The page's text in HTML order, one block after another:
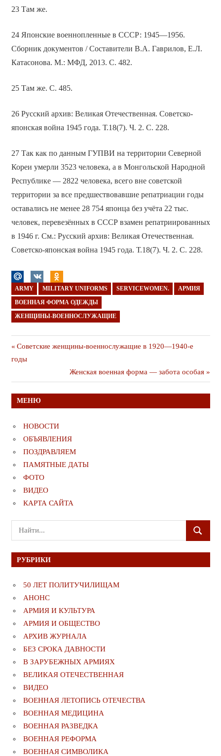
23 Там же.
24 Японские военнопленные в СССР: 1945—1956.
Сборник документов / Составители В.А. Гаврилов, Е.Л.
Катасонова. М.: МФД, 2013. С. 482.
25 Там же. С. 485.
26 Русский архив: Великая Отечественная. Советско-
японская война 1945 года. Т.18(7). Ч. 2. С. 228.
27 Так как по данным ГУПВИ на территории Северной
Кореи умерли 3523 человека, а в Монгольской Народной
Республике — 2822 человека, всего вне советской
территории за все предшествовавшие репатриации годы
оставались не менее 28 754 японца без учёта 22 тыс.
человек, перевезённых в СССР взамен репатриированных
в 1946 г. См.: Русский архив: Великая Отечественная.
Советско-японская война 1945 года. Т.18(7). Ч. 2. С. 228.
ARMY MILITARY UNIFORMS SERVICEWOMEN. АРМИЯ
ВОЕННАЯ ФОРМА ОДЕЖДЫ
ЖЕНЩИНЫ-ВОЕННОСЛУЖАЩИЕ
Навигация
по
записям
Предыдущая
публикация
Советские женщины-военнослужащие в 1920—1940-е
годы
Следующая
публикация
Женская военная форма — забота особая
МЕНЮ
НОВОСТИ
ОБЪЯВЛЕНИЯ
ПОЗДРАВЛЯЕМ
ПАМЯТНЫЕ ДАТЫ
ФОТО
ВИДЕО
КАРТА САЙТА
Поиск
для:
ПОИСК
РУБРИКИ
50 ЛЕТ ПОЛИТУЧИЛИЩАМ
АНОНС
АРМИЯ И КУЛЬТУРА
АРМИЯ И ОБЩЕСТВО
АРХИВ ЖУРНАЛА
БЕЗ СРОКА ДАВНОСТИ
В ЗАРУБЕЖНЫХ АРМИЯХ
ВЕЛИКАЯ ОТЕЧЕСТВЕННАЯ
ВИДЕО
ВОЕННАЯ ЛЕТОПИСЬ ОТЕЧЕСТВА
ВОЕННАЯ МЕДИЦИНА
ВОЕННАЯ РАЗВЕДКА
ВОЕННАЯ РЕФОРМА
ВОЕННАЯ СИМВОЛИКА